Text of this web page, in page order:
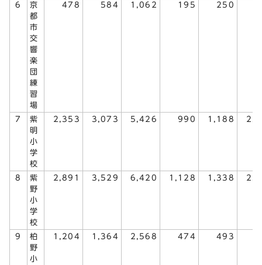
6
京
都
市
交
響
楽
団
練
習
場
478 584 1,062 195 250
7
紫
明
小
学
校
2,353 3,073 5,426 990 1,188
8
紫
野
小
学
校
2,891 3,529 6,420 1,128 1,338
9
柏
野
小
1,204 1,364 2,568 474 493